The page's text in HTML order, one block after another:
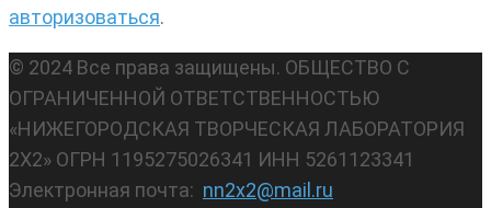
авторизоваться.
© 2024 Все права защищены. ОБЩЕСТВО С
ОГРАНИЧЕННОЙ ОТВЕТСТВЕННОСТЬЮ
«НИЖЕГОРОДСКАЯ ТВОРЧЕСКАЯ ЛАБОРАТОРИЯ
2Х2» ОГРН 1195275026341 ИНН 5261123341
Электронная почта: nn2x2@mail.ru